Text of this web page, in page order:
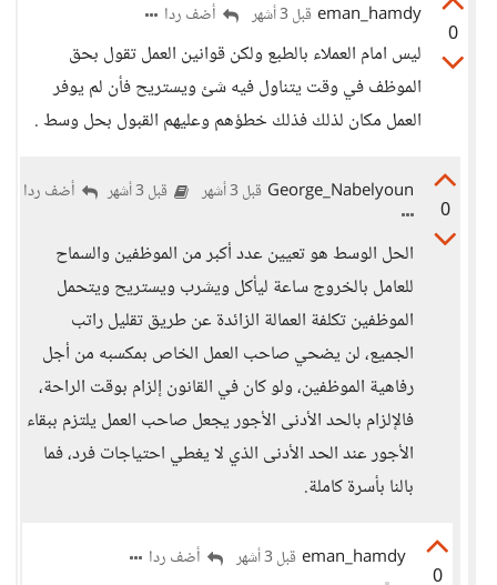
0
eman_hamdy قبل 3 أشهر أضف ردا
ليس امام العملاء بالطبع ولكن قوانين العمل تقول بحق
الموظف في وقت يتناول فيه شئ ويستريح فأن لم يوفر
العمل مكان لذلك فذلك خطؤهم وعليهم القبول بحل وسط .
0
George_Nabelyoun قبل 3 أشهر قبل 3 أشهر أضف ردا
الحل الوسط هو تعيين عدد أكبر من الموظفين والسماح
للعامل بالخروج ساعة ليأكل ويشرب ويستريح ويتحمل
الموظفين تكلفة العمالة الزائدة عن طريق تقليل راتب
الجميع، لن يضحي صاحب العمل الخاص بمكسبه من أجل
رفاهية الموظفين، ولو كان في القانون إلزام بوقت الراحة،
فالإلزام بالحد الأدنى الأجور يجعل صاحب العمل يلتزم ببقاء
الأجور عند الحد الأدنى الذي لا يغطي احتياجات فرد، فما
بالنا بأسرة كاملة.
0
eman_hamdy قبل 3 أشهر أضف ردا